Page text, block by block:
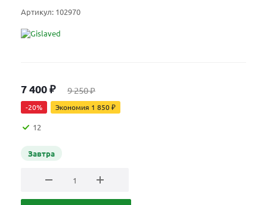
Артикул: 102970
7 400₽ 9 250₽
-20% Экономия 1 850₽
12
Завтра